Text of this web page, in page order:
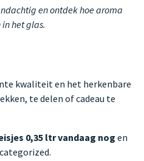
en ontdek hoe aroma
het glas.
kwaliteit en het herkenbare
te delen of cadeau te
0,35 ltr vandaag nogen